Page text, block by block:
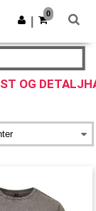
Last ned app
0
OG